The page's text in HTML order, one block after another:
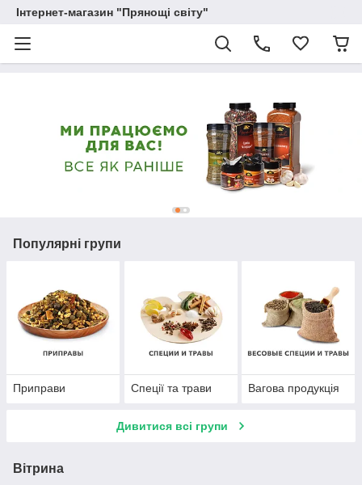
Інтернет-магазин "Прянощі світу"
Популярні групи
Приправи Спеції та трави Вагова продукція
Дивитися всі групи
Вітрина